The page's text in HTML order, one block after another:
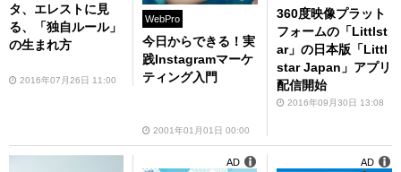
タ、エレストに見
る、「独自ルール」
の生まれ方
2016年07月26日 11:00
WebPro
今日からできる！実
践Instagramマーケ
ティング入門
2001年01月01日 00:00
360度映像プラット
フォームの「Littlst
ar」の日本版「Littl
star Japan」アプリ
配信開始
2016年09月30日 13:08
AD AD